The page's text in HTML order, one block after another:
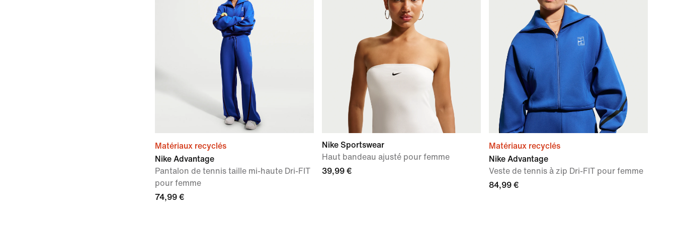
Matériaux recyclés
Nike Advantage
Pantalon de tennis taille mi-haute Dri-FIT
pour femme
74,99 €
Nike Sportswear
Haut bandeau ajusté pour femme
39,99 €
Matériaux recyclés
Nike Advantage
Veste de tennis à zip Dri-FIT pour femme
84,99 €